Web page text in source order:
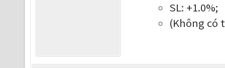
SL: +1.0%;
(Không có